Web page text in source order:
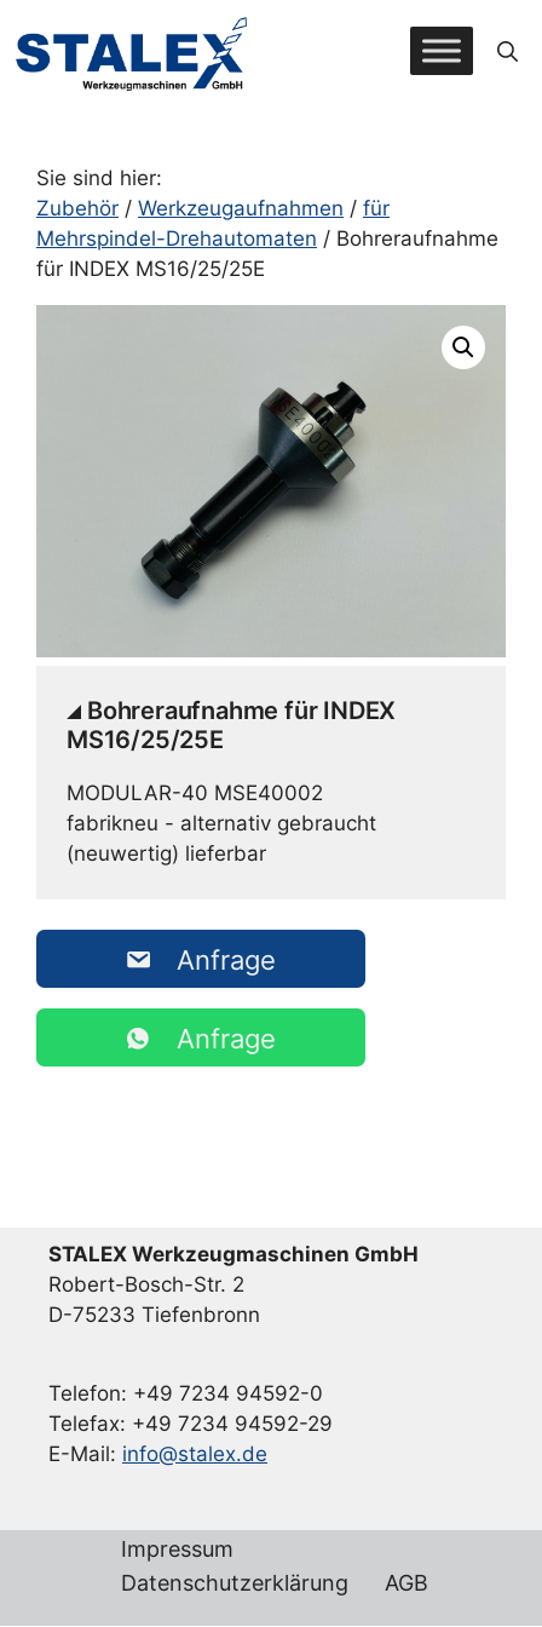
Inhalt
springen
Sie sind hier:
Zubehör / Werkzeugaufnahmen / für
Mehrspindel-Drehautomaten / Bohreraufnahme
für INDEX MS16/25/25E
Bohreraufnahme für INDEX
MS16/25/25E
MODULAR-40 MSE40002
fabrikneu - alternativ gebraucht
(neuwertig) lieferbar
Anfrage
Anfrage
STALEX Werkzeugmaschinen GmbH
Robert-Bosch-Str. 2
D-75233 Tiefenbronn
Telefon: +49 7234 94592-0
Telefax: +49 7234 94592-29
E-Mail: info@stalex.de
Impressum
Datenschutzerklärung
AGB